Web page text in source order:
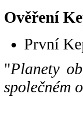
Ověření
První
"Planety
společném